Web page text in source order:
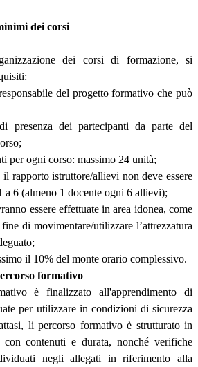
dei corsi
dei corsi di formazione, si
del progetto formativo che può
presenza dei partecipanti da parte del
per ogni corso: massimo 24 unità;
rapporto istruttore/allievi non deve essere
a 6 (almeno 1 docente ogni 6 allievi);
essere effettuate in area idonea, come
di movimentare/utilizzare l’attrezzatura
il 10% del monte orario complessivo.
formativo
è finalizzato all'apprendimento di
per utilizzare in condizioni di sicurezza
li percorso formativo è strutturato in
contenuti e durata, nonché verifiche
negli allegati in riferimento alla